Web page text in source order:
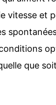
vitesse et
que